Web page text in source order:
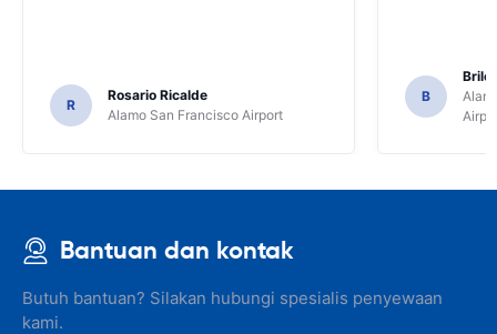
R
Rosario Ricalde
Alamo San Francisco Airport
B
Bantuan dan kontak
Butuh bantuan? Silakan hubungi spesialis penyewaan
kami.